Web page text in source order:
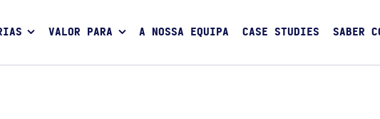
VALOR PARA A NOSSA EQUIPA CASE STUDIES SABER